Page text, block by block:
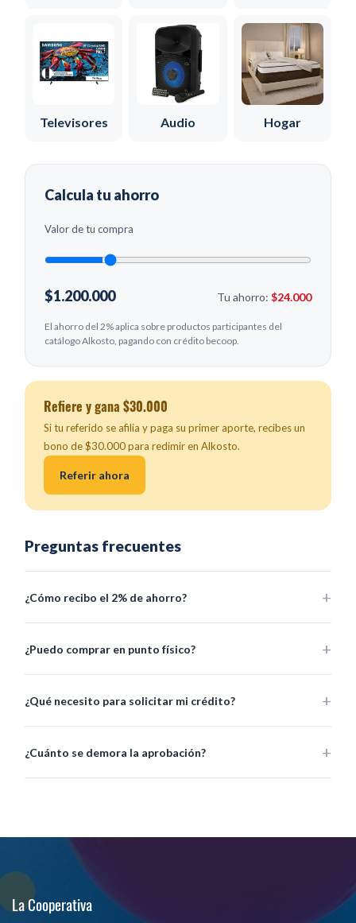
Televisores Audio Hogar
Calcula tu ahorro
Valor de tu compra
$1.200.000 Tu ahorro: $24.000
El ahorro del 2% aplica sobre productos participantes del
catálogo Alkosto, pagando con crédito becoop.
Refiere y gana $30.000
Si tu referido se afilia y paga su primer aporte, recibes un
bono de $30.000 para redimir en Alkosto.
Referir ahora
Preguntas frecuentes
¿Cómo recibo el 2% de ahorro?
¿Puedo comprar en punto físico?
¿Qué necesito para solicitar mi crédito?
¿Cuánto se demora la aprobación?
La Cooperativa